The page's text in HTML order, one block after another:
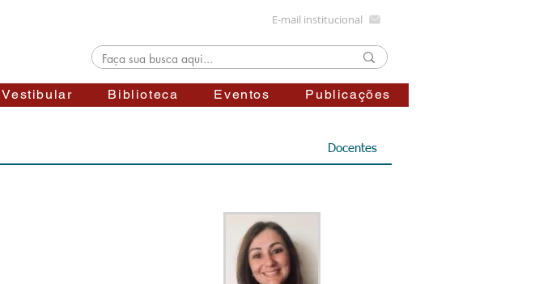
E-mail institucional
Vestibular Biblioteca Eventos Publicações
Docentes